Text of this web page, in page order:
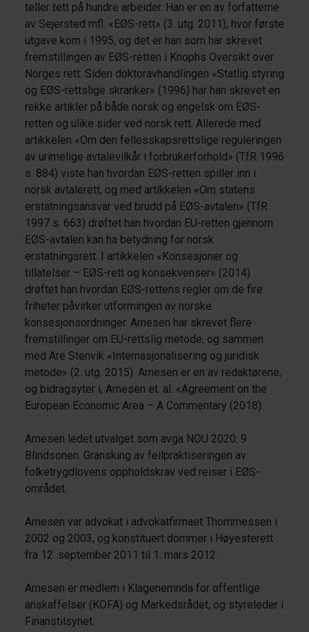
teller tett på hundre arbeider. Han er en av forfatterne
av Sejersted mfl. «EØS-rett» (3. utg. 2011), hvor første
utgave kom i 1995, og det er han som har skrevet
fremstillingen av EØS-retten i Knophs Oversikt over
Norges rett. Siden doktoravhandlingen «Statlig styring
og EØS-rettslige skranker» (1996) har han skrevet en
rekke artikler på både norsk og engelsk om EØS-
retten og ulike sider ved norsk rett. Allerede med
artikkelen «Om den fellesskapsrettslige reguleringen
av urimelige avtalevilkår i forbrukerforhold» (TfR 1996
s. 884) viste han hvordan EØS-retten spiller inn i
norsk avtalerett, og med artikkelen «Om statens
erstatningsansvar ved brudd på EØS-avtalen» (TfR
1997 s. 663) drøftet han hvordan EU-retten gjennom
EØS-avtalen kan ha betydning for norsk
erstatningsrett. I artikkelen «Konsesjoner og
tillatelser – EØS-rett og konsekvenser» (2014)
drøftet han hvordan EØS-rettens regler om de fire
friheter påvirker utformingen av norske
konsesjonsordninger. Arnesen har skrevet flere
fremstillinger om EU-rettslig metode, og sammen
med Are Stenvik «Internasjonalisering og juridisk
metode» (2. utg. 2015). Arnesen er en av redaktørene,
og bidragsyter i, Arnesen et. al. «Agreement on the
European Economic Area – A Commentary (2018).
Arnesen ledet utvalget som avga NOU 2020: 9
Blindsonen. Gransking av feilpraktiseringen av
folketrygdlovens oppholdskrav ved reiser i EØS-
området.
Arnesen var advokat i advokatfirmaet Thommessen i
2002 og 2003, og konstituert dommer i Høyesterett
fra 12. september 2011 til 1. mars 2012.
Arnesen er medlem i Klagenemnda for offentlige
anskaffelser (KOFA) og Markedsrådet, og styreleder i
Finanstilsynet.